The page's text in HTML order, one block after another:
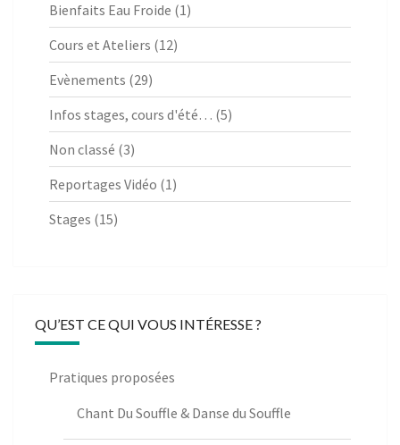
Bienfaits Eau Froide (1)
Cours et Ateliers (12)
Evènements (29)
Infos stages, cours d'été… (5)
Non classé (3)
Reportages Vidéo (1)
Stages (15)
QU’EST CE QUI VOUS INTÉRESSE ?
Pratiques proposées
Chant Du Souffle & Danse du Souffle